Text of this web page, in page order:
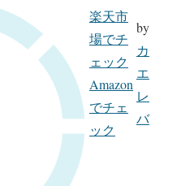
楽天市
場でチ
ェック
Amazon
でチェ
ック
by
カ
エ
レ
バ